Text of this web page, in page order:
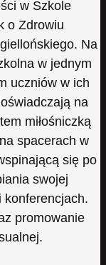
w Szkole
o Zdrowiu
Na
w jednym
uczniów w ich
na
miłośniczką
spacerach w
się po
swojej
konferencjach.
promowanie